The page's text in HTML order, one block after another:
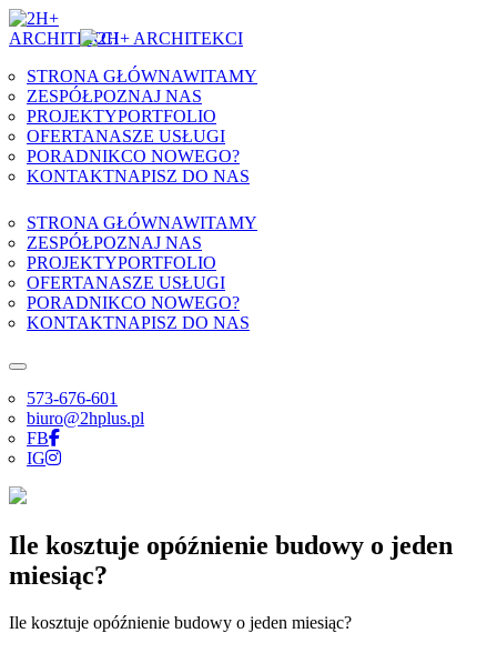
Skip to content
STRONA GŁÓWNAWITAMY
ZESPÓŁPOZNAJ NAS
PROJEKTYPORTFOLIO
OFERTANASZE USŁUGI
PORADNIKCO NOWEGO?
KONTAKTNAPISZ DO NAS
STRONA GŁÓWNAWITAMY
ZESPÓŁPOZNAJ NAS
PROJEKTYPORTFOLIO
OFERTANASZE USŁUGI
PORADNIKCO NOWEGO?
KONTAKTNAPISZ DO NAS
573-676-601
biuro@2hplus.pl
FB
IG
Ile kosztuje opóźnienie budowy o jeden
miesiąc?
Ile kosztuje opóźnienie budowy o jeden miesiąc?